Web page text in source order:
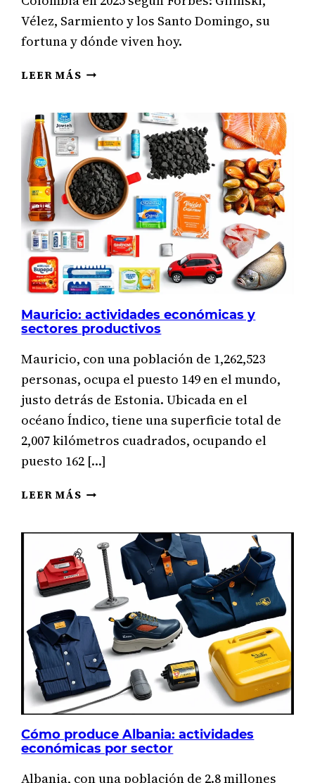
Vélez, Sarmiento y los Santo Domingo, su
fortuna y dónde viven hoy.
LEER MÁS BILLONARIOS
LAS
5
PERSONAS
MÁS
RICAS
DEL
PAÍS
Y
DÓNDE
VIVEN
Mauricio: actividades económicas y
sectores productivos
Mauricio, con una población de 1,262,523
personas, ocupa el puesto 149 en el mundo,
justo detrás de Estonia. Ubicada en el
océano Índico, tiene una superficie total de
2,007 kilómetros cuadrados, ocupando el
puesto 162 […]
LEER MÁS MAURICIO:
SECTORES
PRODUCTIVOS
Cómo produce Albania: actividades
económicas por sector
Albania, con una población de 2.8 millones